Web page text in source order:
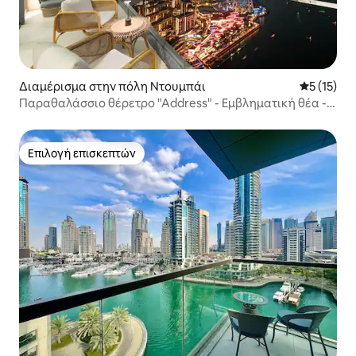
Διαμέρισμα στην πόλη Ντουμπάι Μέση
5 (15)
Παραθαλάσσιο θέρετρο "Address" - Εμβληματική θέα -
Επιλογή επισκεπτών
Επιλογή επισκεπτών